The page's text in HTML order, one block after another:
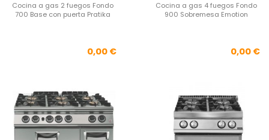
Cocina a gas 2 fuegos Fondo
700 Base con puerta Pratika
Precio
0,00 €
Cocina a gas 4 fuegos Fondo
900 Sobremesa Emotion
0,00 €